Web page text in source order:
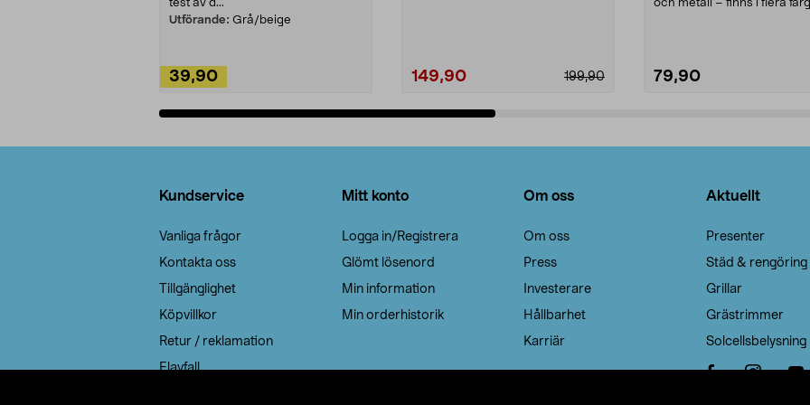
test av d...
Utförande: Grå/beige
39,90 199,90
149,90
och metall – finns i flera
79,90
Kundservice
Vanliga frågor
Kontakta oss
Tillgänglighet
Köpvillkor
Retur / reklamation
Elavfall
Mitt konto
Logga in/Registrera
Glömt lösenord
Min information
Min orderhistorik
Om oss
Om oss
Press
Investerare
Hållbarhet
Karriär
Aktuellt
Presenter
Städ & rengöring
Grillar
Grästrimmer
Solcellsbelysning